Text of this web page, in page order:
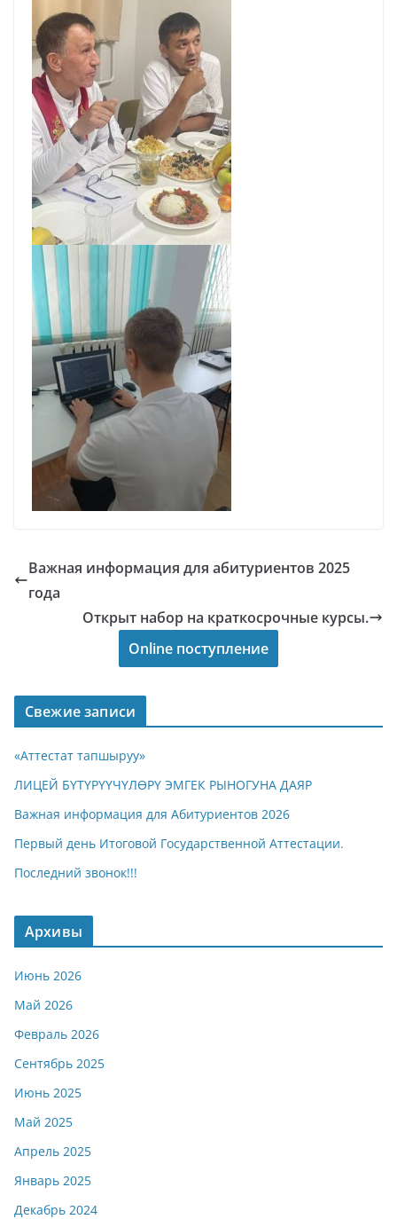
Важная информация для абитуриентов 2025
года
Открыт набор на краткосрочные курсы.
Online поступление
Свежие записи
«Аттестат тапшыруу»
ЛИЦЕЙ БҮТҮРҮҮЧҮЛӨРҮ ЭМГЕК РЫНОГУНА ДАЯР
Важная информация для Абитуриентов 2026
Первый день Итоговой Государственной Аттестации.
Последний звонок!!!
Архивы
Июнь 2026
Май 2026
Февраль 2026
Сентябрь 2025
Июнь 2025
Май 2025
Апрель 2025
Январь 2025
Декабрь 2024